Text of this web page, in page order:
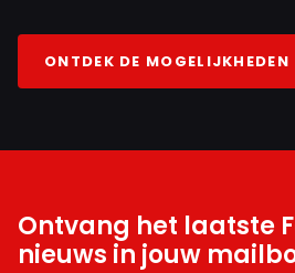
ONTDEK DE MOGELIJKHEDEN
Ontvang het laatste
nieuws in jouw